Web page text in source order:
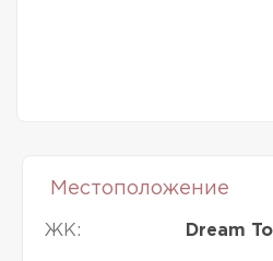
Местоположение
ЖК: Dream